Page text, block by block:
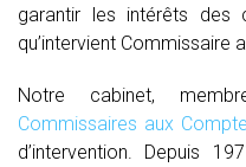
garantir les intérêts des
qu’intervient Commissaire
Notre cabinet,
Commissaires aux
d’intervention. Depuis